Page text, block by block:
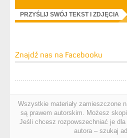
PRZYŚLIJ SWÓJ TEKST I ZDJĘCIA
Znajdź nas na Facebooku
Wszystkie materiały zamieszczone
są prawem autorskim. Możesz
Jeśli chcesz rozpowszechniać je
autora – szukaj